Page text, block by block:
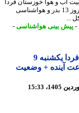
و وضعیت آب و هوا خوزستان فردا
سه شنبه 11 فروردین ماه 1405، آب و هوای خوزستان روز 13 بدر و هواشناسی
بینی هواشناسی-
پیش بینی وضعیت آب و هوا خوزستان فردا یکشنبه 9
+ هواشناسی اهواز 24 ساعت آینده + وضعیت